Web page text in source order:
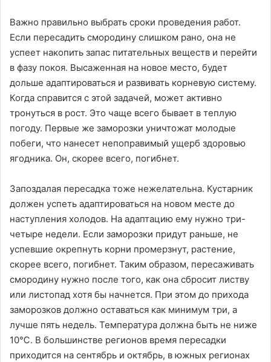
Важно правильно выбрать сроки проведения работ.
Если пересадить смородину слишком рано, она не
успеет накопить запас питательных веществ и перейти
в фазу покоя. Высаженная на новое место, будет
дольше адаптироваться и развивать корневую систему.
Когда справится с этой задачей, может активно
тронуться в рост. Это чаще всего бывает в теплую
погоду. Первые же заморозки уничтожат молодые
побеги, что нанесет непоправимый ущерб здоровью
ягодника. Он, скорее всего, погибнет.
Запоздалая пересадка тоже нежелательна. Кустарник
должен успеть адаптироваться на новом месте до
наступления холодов. На адаптацию ему нужно три-
четыре недели. Если заморозки придут раньше, не
успевшие окрепнуть корни промерзнут, растение,
скорее всего, погибнет. Таким образом, пересаживать
смородину нужно после того, как она сбросит листву
или листопад хотя бы начнется. При этом до прихода
заморозков должно оставаться как минимум три, а
лучше пять недель. Температура должна быть не ниже
10℃. В большинстве регионов время пересадки
приходится на сентябрь и октябрь, в южных регионах